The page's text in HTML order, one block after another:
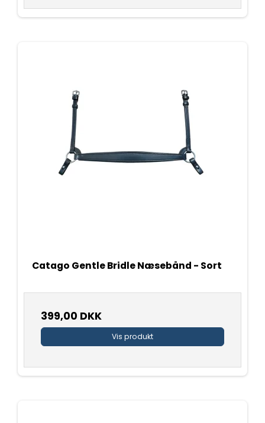
Catago Gentle Bridle Næsebånd - Sort
399,00 DKK
Vis produkt